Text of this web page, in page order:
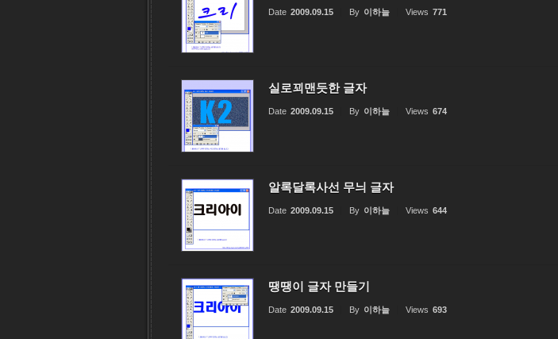
Date 2009.09.15 By 이하늘 Views 771
실로꾀맨듯한 글자
Date 2009.09.15 By 이하늘 Views 674
알록달록사선 무늬 글자
Date 2009.09.15 By 이하늘 Views 644
땡땡이 글자 만들기
Date 2009.09.15 By 이하늘 Views 693